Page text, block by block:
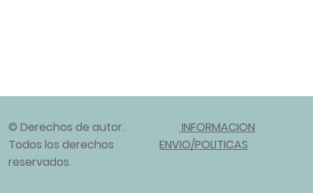
© Derechos de autor.
Todos los derechos
reservados.
INFORMACION
ENVIO/POLITICAS